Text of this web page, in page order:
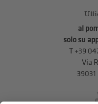
al
solo su
T+39
Via